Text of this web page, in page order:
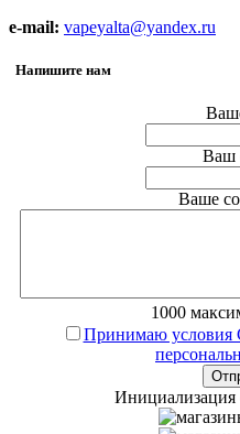
e-mail: vapeyalta@yandex.ru
Напишите нам
Ваш
Ваше
1000
Принимаю условия